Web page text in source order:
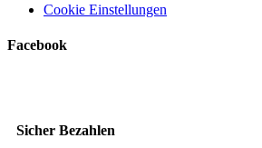
Cookie Einstellungen
Facebook
Sicher Bezahlen